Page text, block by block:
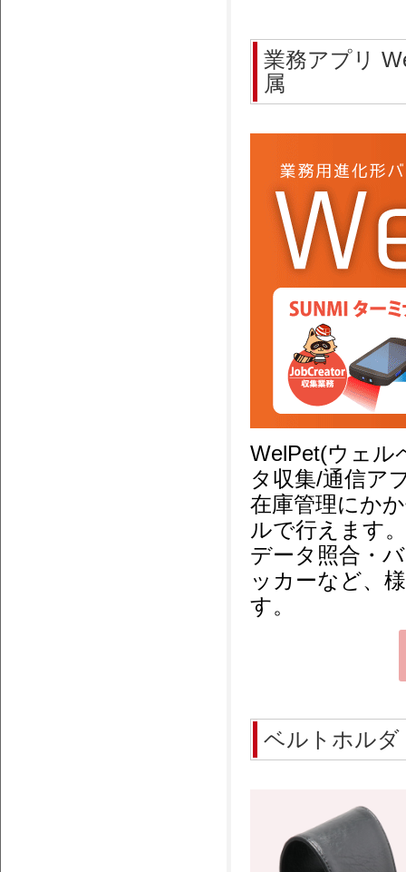
業務アプリ
属
WelPet(ウェル
タ収集/通信ア
在庫管理にか
ルで行えます。
データ照合・
ッカーなど、
す。
ベルトホル